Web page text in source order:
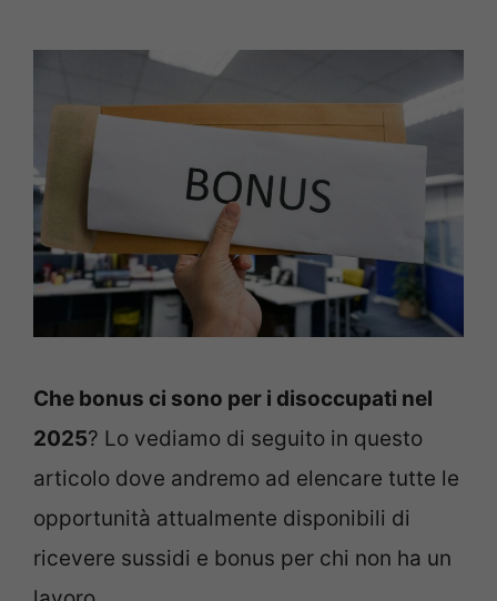
Che bonus ci sono per i disoccupati nel
2025? Lo vediamo di seguito in questo
articolo dove andremo ad elencare tutte le
opportunità attualmente disponibili di
ricevere sussidi e bonus per chi non ha un